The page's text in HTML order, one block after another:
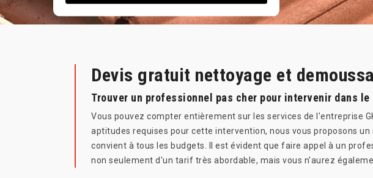
Devis gratuit nettoyage et
Trouver un professionnel pas cher pour intervenir dans
Vous pouvez compter entièrement sur les services de l'entreprise
aptitudes requises pour cette intervention, nous vous proposons
convient à tous les budgets. Il est évident que faire appel à un
non seulement d'un tarif très abordable, mais vous n'aurez